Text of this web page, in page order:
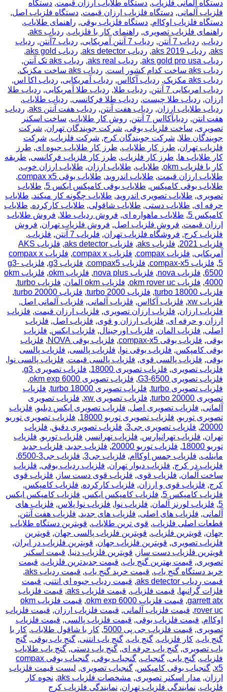
دستگاه المانی فلزیاب, دستگاه طلایاب ارزان قیمت, دستگاه
فلزیاب آلمانی, دستگاه فلزیاب ارزان قیمت, دستگاه فلزیاب اصل,
دستگاه فلزیاب اوکاام, دستگاه فلزیاب بوقی, راهنمای طلایاب,
راهنمای فلزیاب تصویری, راهنمای کار با فلزیاب, ردياب aks
,
ردیاب, ردیاب 7 آنتن , ردیاب 7 آنتن آمریکایی , ردیاب 7آنتن , ردیاب
aks
, ردیاب aks 2019 , ردیاب aks detector , ردیاب aks gold
,
ردیاب aks gold pro usa
, ردیاب aks real , ردیاب aks تک آنتن
,
ردیاب aks ساخت کدام کشور است
, ردیاب aks ساخت مکزیک
,
ردیاب aks مکزیک
, ردیاب آکااس, ردیاب آمریکایی, ردیاب اکا اس,
ردیاب امریکایی 7 آنتن
, ردیاب طلا, ردیاب طلا آمریکایی, ردیاب طلا
ارزان, ردیاب طلا چیست, ردیاب طلا فرکانسی, ردیاب طلایاب,
ردیاب طلایاب ارزان, ردیاب هفت آنتن, ردیاب هفت آنتن aks , ردیاب
هفت انتن, ردیابآکااس 7 آنتن , روش کار طلایاب, ساخت اسکنر
تصویری, ساخت فلزیاب بوقی, شرکت جویندگان تهران, شرکت
جویندگان طلا, شرکت جویندگان کرج, شرکت فلزیاب, شرکت
فلزیاب تهران, طرز کار طلایاب, طرز کار طلایاب جیوه ای, طرز
کار طلایاب ها, طرز کار فلزیاب, طرز کار فلزیاب فرکانسی, طریقه
کار با فلزیاب okm
, طلایاب, طلایاب ارزان, طلایاب ارزان خوب,
طلایاب ارزان قیمت, طلایاب اندروید, طلایاب بوقی compax x5
,
طلایاب بوقی کامپکس, طلایاب بوقی کامپکس ایکس 5 , طلایاب
تصویری, طلایاب تصویری اندروید, طلایاب چگونه کار میکند, طلایاب
حرفه ای, طلایاب دستی, طلایاب شاقولی, طلایاب کارکرده, طلایاب
کامپکس 5
, طلایاب ماهواره ای, فروش ردیاب طلا, فروش طلایاب
ارزان قیمت, فروش فلزیاب اصل, فروش فلزیاب تهران, فروش
فلزیاب کرج, فروشگاه فلزیاب تهران, فلریاب 7 آنتن , فلزیاب,
فلزیاب 2021
, فلزیاب aks , فلزیاب aks detector ,
فلزیاب AKS
آمریکایی, فلزیاب compax , فلزیاب compax x ,
فلزیاب compax x
5
, فلزیاب compax-x5 , فلزیاب compax5 , فلزیاب g3 ,
فلزیاب g3-
6500
, فلزیاب nova , فلزیاب nova plus , فلزیاب okm ,
فلزیاب okm
4000
, فلزیاب okm rover uc , فلزیاب okm المان , فلزیاب turbo
,
فلزیاب turbo 18000
, فلزیاب turbo 2000 , فلزیاب turbo 20000
,
فلزیاب xw
, فلزیاب آکااس, فلزیاب آلمانی, فلزیاب آلمانی اصل,
فلزیاب ارزان, فلزیاب ارزان تصویری, فلزیاب ارزان قیمت, فلزیاب
ارزان و حرفه ای, فلزیاب ارزان و قوی, فلزیاب اصل, فلزیاب
اصلی, فلزیاب المان, فلزیاب اورجینال, فلزیاب ایکس, فلزیاب
بوقی, فلزیاب بوقی compax-x5 , فلزیاب بوقی NOVA , فلزیاب
بوقی کامپکس, فلزیاب بوقی نوا , فلزیاب پالسی, فلزیاب پالسی
بوقی, فلزیاب پالسی قوی, فلزیاب پالسی قیمت, فلزیاب پالسی نوا ,
فلزیاب تصویری, فلزیاب تصویری 18000 , فلزیاب تصویری g3
,
فلزیاب تصویری G3-6500
, فلزیاب تصویری okm exp 6000
,
فلزیاب تصویری turbo
, فلزیاب تصویری turbo 18000 , فلزیاب
تصویری turbo 20000
, فلزیاب تصویری xw , فلزیاب تصویری
آلمانی, فلزیاب تصویری اصل, فلزیاب تصویری ایکس دبلیو, فلزیاب
تصویری توربو, فلزیاب تصویری توربو 18000 , فلزیاب تصویری توربو
20000
, فلزیاب تصویری جی3 , فلزیاب تصویری دقیق, فلزیاب
تهران, فلزیاب تهرانپارس, فلزیاب تهرانسر , فلزیاب توربو, فلزیاب
توربو 18000
, فلزیاب توربو 20000 , فلزیاب جدید, فلزیاب جدید
ماینلب, فلزیاب جمس اوکاام, فلزیاب جی3 , فلزیاب جی3-6500
,
فلزیاب در کرج, فلزیاب دیوار تهران, فلزیاب ردیاب بوقی, فلزیاب
ساخت آلمان, فلزیاب قوی, فلزیاب قوی دست ساز , فلزیاب قوی
کرج, فلزیاب قوی و ارزان, فلزیاب کارکرده, فلزیاب کامپکس,
فلزیاب کامپکس 5
, فلزیاب کامپکس ایکس, فلزیاب کامپکس ایکس
5
, فلزیاب لورنز آلمان, فلزیاب نوا , فلزیاب نوا پلاس, فلزیاب های
آلمانی, فلزیاب های اصلی, فلزیاب های جدید, فلزیاب هفت آنتن,
قطعات اصلی فلزیاب, قوی ترین طلایاب, قویترین دستگاه طلایاب
جهان, قویترین فلزیاب, قویترین فلزیاب پالسی جهان, قویترین
فلزیاب تصویری, قویترین فلزیاب جهان, قویترین فلزیاب در ایران,
قویترین فلزیاب دست ساز , قویترین فلزیاب دنیا, قیمت اسکنر
تصویری, قیمت بهترین گنج یاب, قیمت جدیدترین فلزیاب, قیمت
خرید دستگاه گنج یاب, قیمت خرید گنج یاب, قیمت ردیاب aks
,
قیمت ردیاب aks detector
, قیمت ردیاب جیوه ای انتنی, قیمت
فلزات گرانبها, قیمت فلزیاب, قیمت فلزیاب aks , قیمت فلزیاب
garrett atx
, قیمت فلزیاب okm exp 6000 ,
قیمت فلزیاب okm
rover uc
, قیمت فلزیاب آلمانی, قیمت فلزیاب ارزان, قیمت فلزیاب
اوکاام, قیمت فلزیاب بوقی, قیمت فلزیاب پالسی, قیمت فلزیاب
تصویری, قیمت فلزیاب جی پی 5000 , کار با شاقول طلایاب, کار با
گنج یاب, کار فلزیاب, گنج یاب, گنج یاب انتنی, گنج یاب بوقی, گنج
یاب تصویری, گنج یاب حرفه ای, گنج یاب دستی, گنج یاب طلایاب
فلزیاب, گنج یابی, گنجیاب, گنجیاب بوقی,
گنجیاب بوقی compax
x5
, گنجیاب بوقی کامپکس, گنجیاب تصویری, لیست قیمت فلزیاب
ارزان, مدار اسکنر تصویری, مشخصات فلزیاب aks , نحوه کار
فلزیاب, نمایندگی فلزیاب تهران, نمایندگی فلزیاب کرج